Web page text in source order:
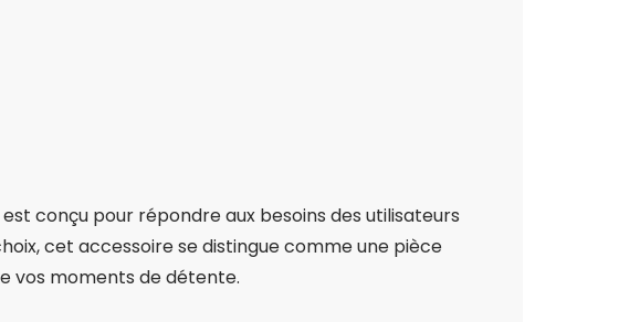
conçu pour répondre aux besoins des utilisateurs
cet accessoire se distingue comme une pièce
vos moments de détente.